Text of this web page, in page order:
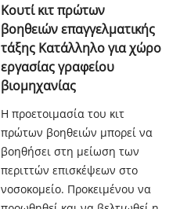
Κουτί κιτ πρώτων
βοηθειών επαγγελματικής
τάξης Κατάλληλο για χώρο
εργασίας γραφείου
βιομηχανίας
Η προετοιμασία του κιτ
πρώτων βοηθειών μπορεί να
βοηθήσει στη μείωση των
περιττών επισκέψεων στο
νοσοκομείο. Προκειμένου να